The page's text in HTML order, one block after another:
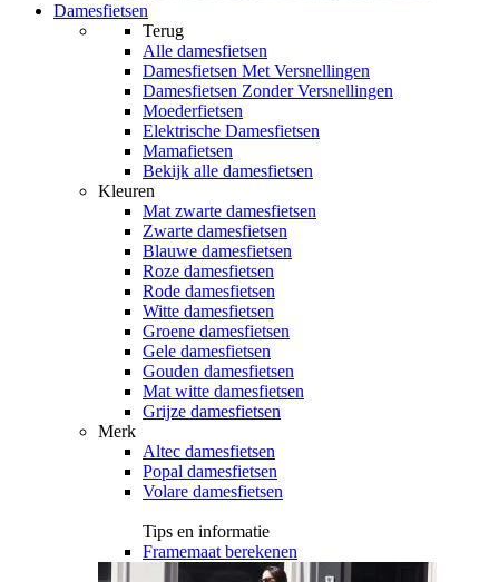
Damesfietsen
Terug
Alle damesfietsen
Damesfietsen Met Versnellingen
Damesfietsen Zonder Versnellingen
Moederfietsen
Elektrische Damesfietsen
Mamafietsen
Bekijk alle damesfietsen
Kleuren
Mat zwarte damesfietsen
Zwarte damesfietsen
Blauwe damesfietsen
Roze damesfietsen
Rode damesfietsen
Witte damesfietsen
Groene damesfietsen
Gele damesfietsen
Gouden damesfietsen
Mat witte damesfietsen
Grijze damesfietsen
Merk
Altec damesfietsen
Popal damesfietsen
Volare damesfietsen
Tips en informatie
Framemaat berekenen